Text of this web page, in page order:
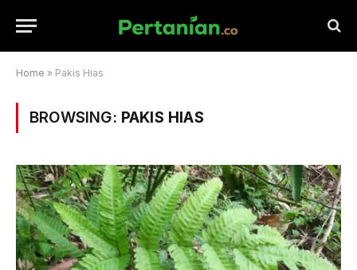
Home » Pakis Hias
BROWSING: PAKIS HIAS